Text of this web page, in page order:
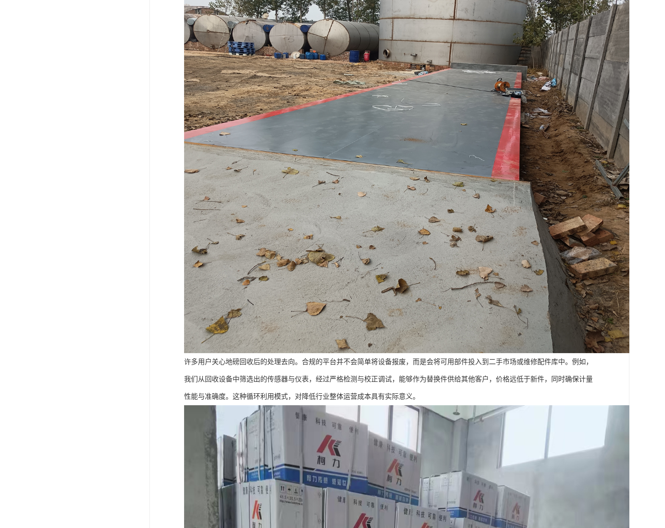
许多用户关心地磅回收后的处理去向。合规的平台并不会简单将设备报废，而是会将可用部件投入到二手市场或维修配件库中。例如，
我们从回收设备中筛选出的传感器与仪表，经过严格检测与校正调试，能够作为替换件供给其他客户，价格远低于新件，同时确保计量
性能与准确度。这种循环利用模式，对降低行业整体运营成本具有实际意义。